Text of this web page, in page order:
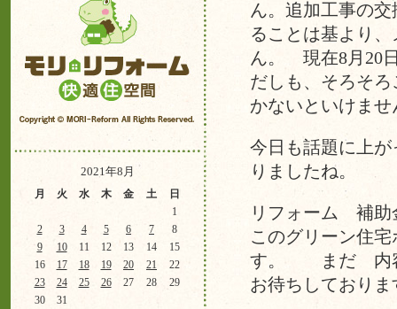
2021年8月
月 火 水 木 金 土 日
1
2
3 4 5 6 7
8
9
10 11 12 13 14
15
16
17 18 19 20 21
22
23
24 25 26 27 28
29
30
31
ん。追加工事の
ることは基より
ん。 現在8月20
だしも、そろそ
かないといけませ
今日も話題に上
りましたね。
リフォーム 補
このグリーン住
す。 まだ 内容
お待ちしておりま